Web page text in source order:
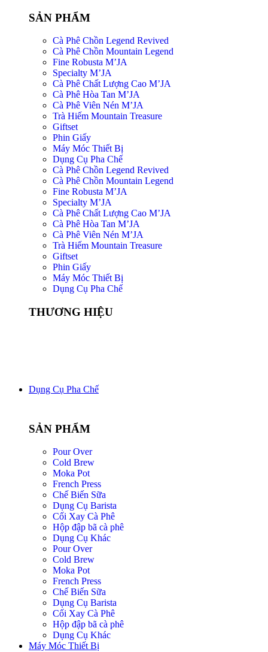
SẢN PHẨM
Cà Phê Chồn Legend Revived
Cà Phê Chồn Mountain Legend
Fine Robusta M’JA
Specialty M’JA
Cà Phê Chất Lượng Cao M’JA
Cà Phê Hòa Tan M’JA
Cà Phê Viên Nén M’JA
Trà Hiếm Mountain Treasure
Giftset
Phin Giấy
Máy Móc Thiết Bị
Dụng Cụ Pha Chế
Cà Phê Chồn Legend Revived
Cà Phê Chồn Mountain Legend
Fine Robusta M’JA
Specialty M’JA
Cà Phê Chất Lượng Cao M’JA
Cà Phê Hòa Tan M’JA
Cà Phê Viên Nén M’JA
Trà Hiếm Mountain Treasure
Giftset
Phin Giấy
Máy Móc Thiết Bị
Dụng Cụ Pha Chế
THƯƠNG HIỆU
Dụng Cụ Pha Chế
SẢN PHẨM
Pour Over
Cold Brew
Moka Pot
French Press
Chế Biến Sữa
Dụng Cụ Barista
Cối Xay Cà Phê
Hộp đập bã cà phê
Dụng Cụ Khác
Pour Over
Cold Brew
Moka Pot
French Press
Chế Biến Sữa
Dụng Cụ Barista
Cối Xay Cà Phê
Hộp đập bã cà phê
Dụng Cụ Khác
Máy Móc Thiết Bị